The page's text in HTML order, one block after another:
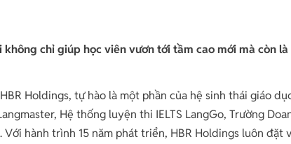
chỉ giúp học viên vươn tới tầm cao mới mà còn là
Holdings, tự hào là một phần của hệ sinh thái giáo
Hệ thống luyện thi IELTS LangGo, Trường
hành trình 15 năm phát triển, HBR Holdings luôn đặt